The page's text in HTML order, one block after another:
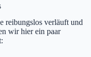
reibungslos verläuft und
wir hier ein paar